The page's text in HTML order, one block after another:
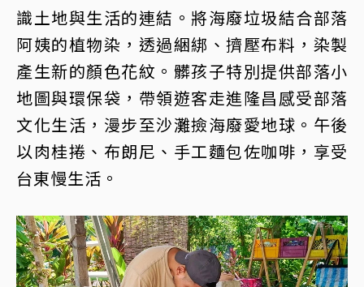
識土地與生活的連結。將海廢垃圾結合部落
阿姨的植物染，透過綑綁、擠壓布料，染製
產生新的顏色花紋。髒孩子特別提供部落小
地圖與環保袋，帶領遊客走進隆昌感受部落
文化生活，漫步至沙灘撿海廢愛地球。午後
以肉桂捲、布朗尼、手工麵包佐咖啡，享受
台東慢生活。